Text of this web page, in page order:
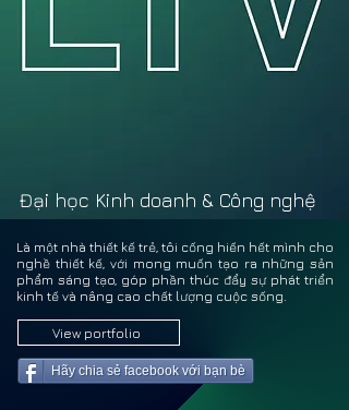
Đại học Kinh doanh & Công nghệ
Là một nhà thiết kế trẻ, tôi cống hiến hết mình cho
nghề thiết kế, với mong muốn tạo ra những sản
phẩm sáng tạo, góp phần thúc đẩy sự phát triển
kinh tế và nâng cao chất lượng cuộc sống.
View portfolio
Hãy chia sẻ facebook với bạn bè